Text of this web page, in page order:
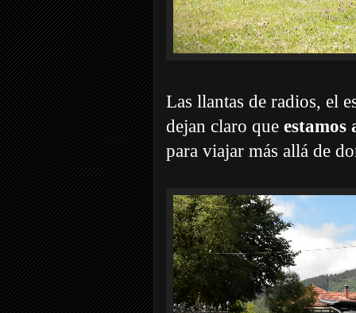
Las llantas de radios, el
dejan claro que estamos
para viajar más allá de